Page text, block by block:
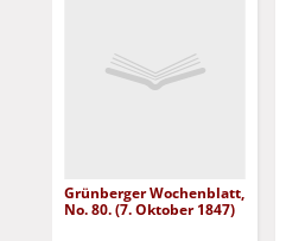
Grünberger Wochenblatt,
No. 80. (7. Oktober 1847)